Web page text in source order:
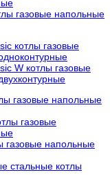
газовые напольные
котлы газовые
W котлы газовые
газовые напольные
газовые
газовые напольные
стальные котлы